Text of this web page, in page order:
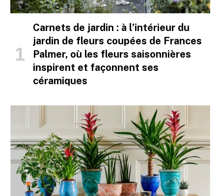
Carnets de jardin : à l’intérieur du
jardin de fleurs coupées de Frances
Palmer, où les fleurs saisonnières
inspirent et façonnent ses
céramiques